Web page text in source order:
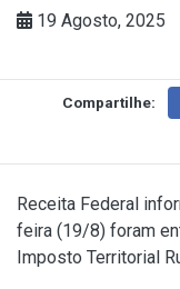
19 Agosto, 2025
Compartilhe:
Receita Federal
feira (19/8) foram
Imposto Territorial